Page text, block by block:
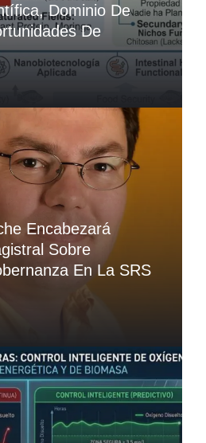
Dominio De
De
Encabezará
Sobre
En La SRS